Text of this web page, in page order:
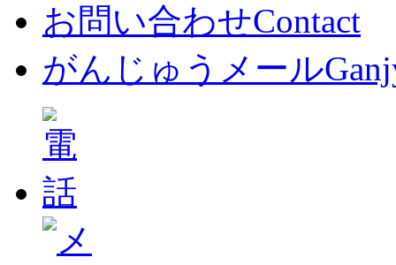
お問い合わせContact
がんじゅうメール